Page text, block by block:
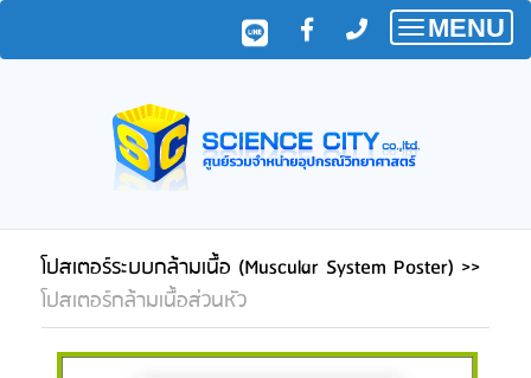
Toggle
MENU
โปสเตอร์ระบบกล้ามเนื้อ (Muscular System Poster) >>
โปสเตอร์กล้ามเนื้อส่วนหัว